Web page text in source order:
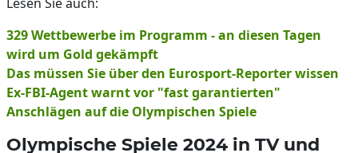
329 Wettbewerbe im Programm - an diesen Tagen
wird um Gold gekämpft
Das müssen Sie über den Eurosport-Reporter wissen
Ex-FBI-Agent warnt vor "fast garantierten"
Anschlägen auf die Olympischen Spiele
Olympische Spiele 2024 in TV und